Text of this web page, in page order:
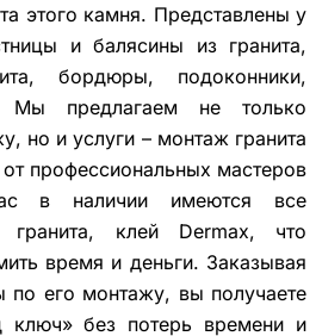
этого камня. Представлены у
и балясины из гранита,
бордюры, подоконники,
предлагаем не только
но и услуги – монтаж гранита
профессиональных мастеров
в наличии имеются все
гранита, клей Dermax, что
время и деньги. Заказывая
по его монтажу, вы получаете
ключ» без потерь времени и